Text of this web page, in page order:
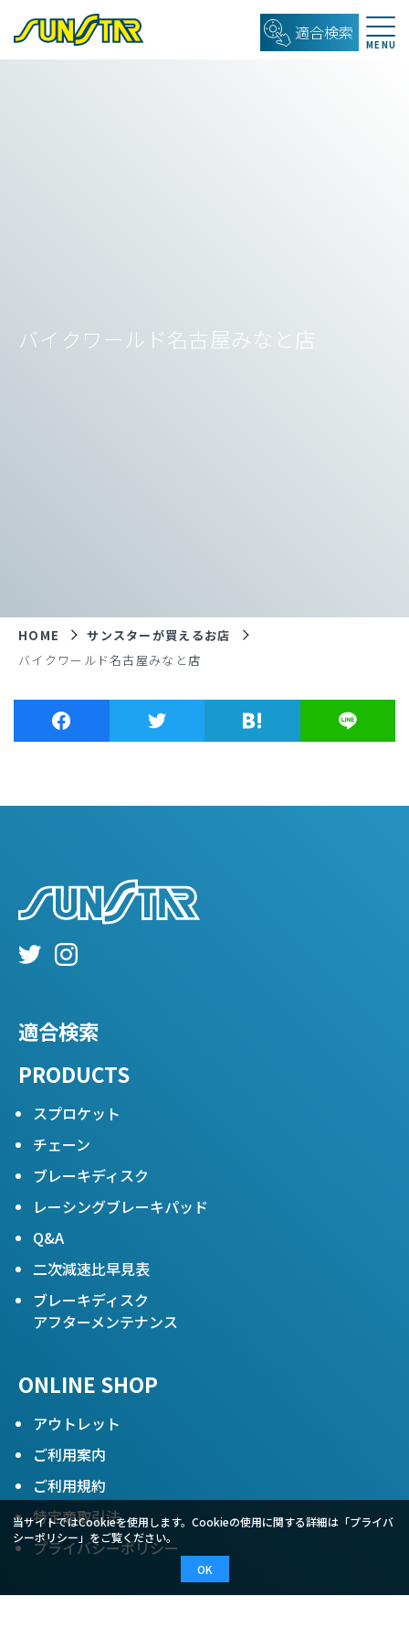
適合検索
バイクワールド名古屋みなと店
HOME
サンスターが買えるお店
バイクワールド名古屋みなと店
適合検索
PRODUCTS
スプロケット
チェーン
ブレーキディスク
レーシングブレーキパッド
Q&A
二次減速比早見表
ブレーキディスク
アフターメンテナンス
ONLINE SHOP
アウトレット
ご利用案内
ご利用規約
特定商取引法
プライバシーポリシー
当サイトではCookieを使用します。Cookieの使用に関する詳細は「プライバ
シーポリシー 」をご覧ください。
OK